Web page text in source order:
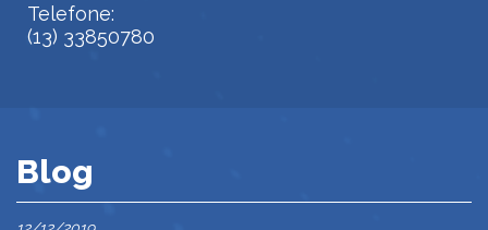
Telefone:
(13) 33850780
Blog